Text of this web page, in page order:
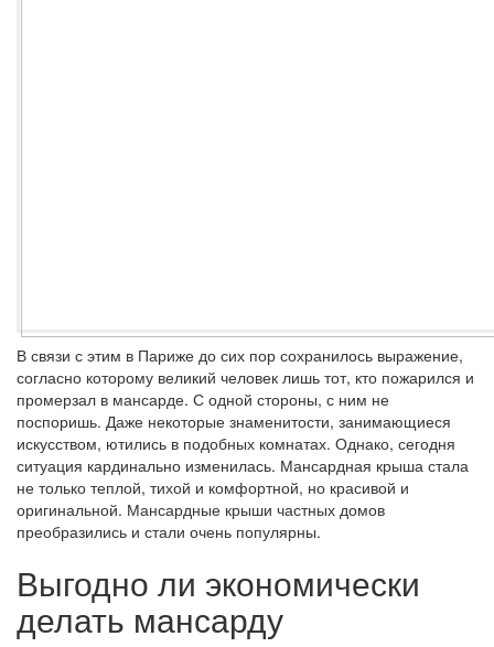
В связи с этим в Париже до сих пор сохранилось выражение,
согласно которому великий человек лишь тот, кто пожарился и
промерзал в мансарде. С одной стороны, с ним не
поспоришь. Даже некоторые знаменитости, занимающиеся
искусством, ютились в подобных комнатах. Однако, сегодня
ситуация кардинально изменилась. Мансардная крыша стала
не только теплой, тихой и комфортной, но красивой и
оригинальной. Мансардные крыши частных домов
преобразились и стали очень популярны.
Выгодно ли экономически
делать мансарду